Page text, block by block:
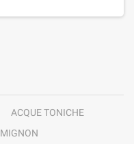
ACQUE TONICHE
MIGNON